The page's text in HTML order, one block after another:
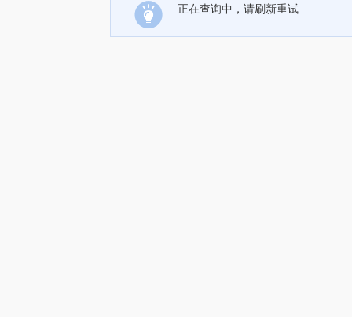
正在查询中，请刷新重试